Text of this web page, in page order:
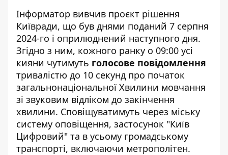
Інформатор вивчив проєкт рішення
Київради, що був днями поданий 7 серпня
2024-го і оприлюднений наступного дня.
Згідно з ним, кожного ранку о 09:00 усі
кияни чутимуть голосове повідомлення
тривалістю до 10 секунд про початок
загальнонаціональної Хвилини мовчання
зі звуковим відліком до закінчення
хвилини. Сповіщуватимуть через міську
систему оповіщення, застосунок "Київ
Цифровий" та в усьому громадському
транспорті, включаючи метрополітен.